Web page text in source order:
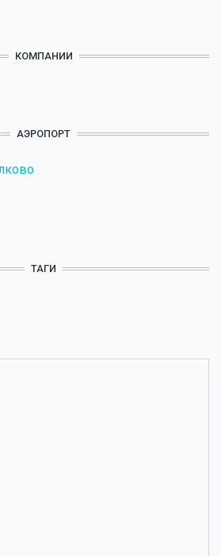
КОМПАНИИ
АЭРОПОРТ
ТАГИ